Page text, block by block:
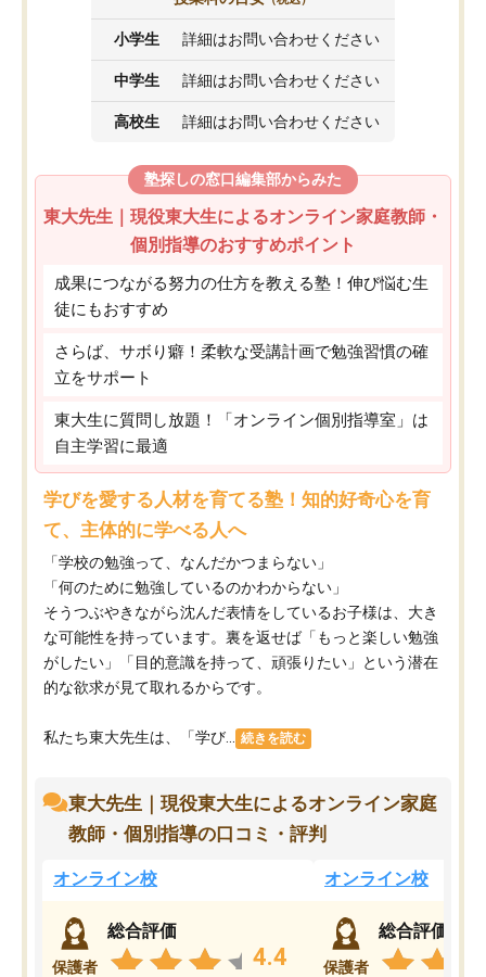
小学生 詳細はお問い合わせください
中学生 詳細はお問い合わせください
高校生 詳細はお問い合わせください
塾探しの窓口編集部からみた
東大先生｜現役東大生によるオンライン家庭教師・
個別指導のおすすめポイント
成果につながる努力の仕方を教える塾！伸び悩む生
徒にもおすすめ
さらば、サボり癖！柔軟な受講計画で勉強習慣の確
立をサポート
東大生に質問し放題！「オンライン個別指導室」は
自主学習に最適
学びを愛する人材を育てる塾！知的好奇心を育
て、主体的に学べる人へ
「学校の勉強って、なんだかつまらない」
「何のために勉強しているのかわからない」
そうつぶやきながら沈んだ表情をしているお子様は、大き
な可能性を持っています。裏を返せば「もっと楽しい勉強
がしたい」「目的意識を持って、頑張りたい」という潜在
的な欲求が見て取れるからです。
私たち東大先生は、「学び... 続きを読む
東大先生｜現役東大生によるオンライン家庭
教師・個別指導の口コミ・評判
オンライン校
保護者
総合評価
4.4
オンライン校
保護者
総合評価